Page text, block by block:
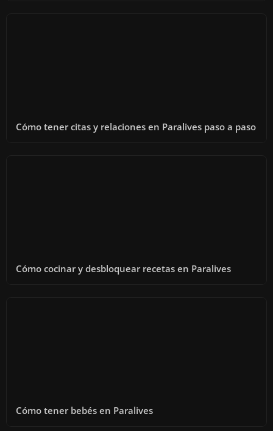
Cómo tener citas y relaciones en Paralives paso a paso
Cómo cocinar y desbloquear recetas en Paralives
Cómo tener bebés en Paralives